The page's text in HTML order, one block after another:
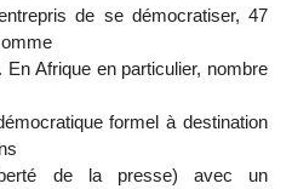
de se démocratiser, 47
Afrique en particulier, nombre
formel à destination
de la presse) avec un